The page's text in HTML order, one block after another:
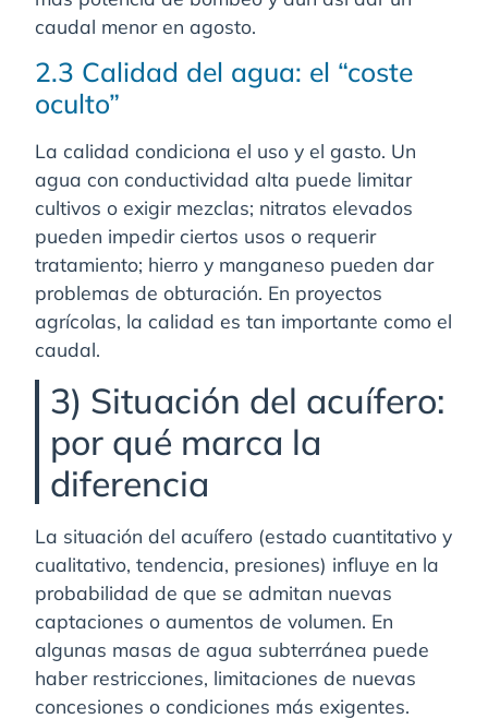
caudal menor en agosto.
2.3 Calidad del agua: el “coste
oculto”
La calidad condiciona el uso y el gasto. Un
agua con conductividad alta puede limitar
cultivos o exigir mezclas; nitratos elevados
pueden impedir ciertos usos o requerir
tratamiento; hierro y manganeso pueden dar
problemas de obturación. En proyectos
agrícolas, la calidad es tan importante como el
caudal.
3) Situación del acuífero:
por qué marca la
diferencia
La situación del acuífero (estado cuantitativo y
cualitativo, tendencia, presiones) influye en la
probabilidad de que se admitan nuevas
captaciones o aumentos de volumen. En
algunas masas de agua subterránea puede
haber restricciones, limitaciones de nuevas
concesiones o condiciones más exigentes.